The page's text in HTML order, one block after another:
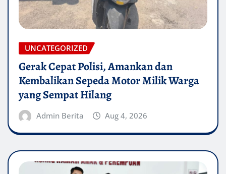
UNCATEGORIZED
Gerak Cepat Polisi, Amankan dan
Kembalikan Sepeda Motor Milik Warga
yang Sempat Hilang
Admin Berita Aug 4, 2026